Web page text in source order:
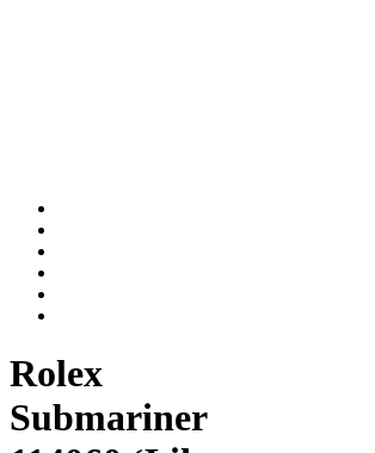
Rolex
Submariner